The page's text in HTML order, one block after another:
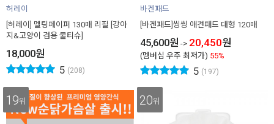
허레이
[허레이] 멜팅페이퍼 130매 리필 [강아
지&고양이 겸용 물티슈]
18,000원
5 (208)
바겐패드
[바겐패드]씽씽 애견패드 대형 120매
45,600원 -> 20,450원
(멤버십 우주 최저가) 55%
5 (197)
19위 20위